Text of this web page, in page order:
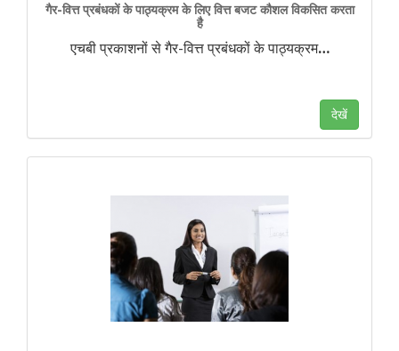
गैर-वित्त प्रबंधकों के पाठ्यक्रम के लिए वित्त बजट कौशल विकसित करता
है
एचबी प्रकाशनों से गैर-वित्त प्रबंधकों के पाठ्यक्रम…
देखें